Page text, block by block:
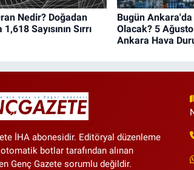
Nedir? Doğadan
Sayısının Sırrı
Bugün Ankara'da
Olacak? 5
Ankara Hava
İHA abonesidir. Editöryal düzenleme
botlar tarafından alınan
Genç Gazete sorumlu değildir.